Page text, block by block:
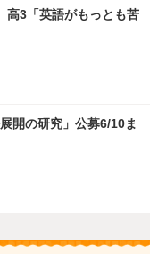
高3「英語がもっとも苦
開の研究」公募6/10ま